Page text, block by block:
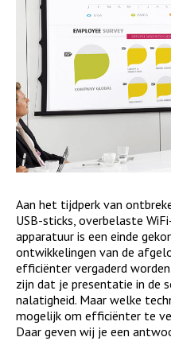
Aan het tijdperk van
USB-sticks, overbelaste
apparatuur is een einde
ontwikkelingen van de
efficiënter vergaderd
zijn dat je presentatie in de
nalatigheid. Maar welke
mogelijk om efficiënter te
Daar geven wij je een